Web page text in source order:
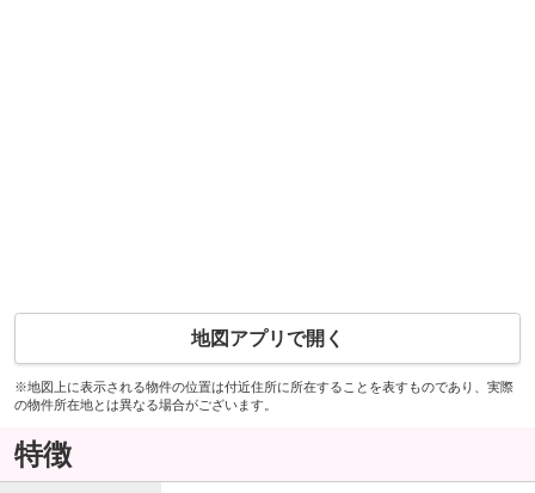
地図アプリで開く
※地図上に表示される物件の位置は付近住所に所在することを表すものであり、実際
の物件所在地とは異なる場合がございます。
特徴